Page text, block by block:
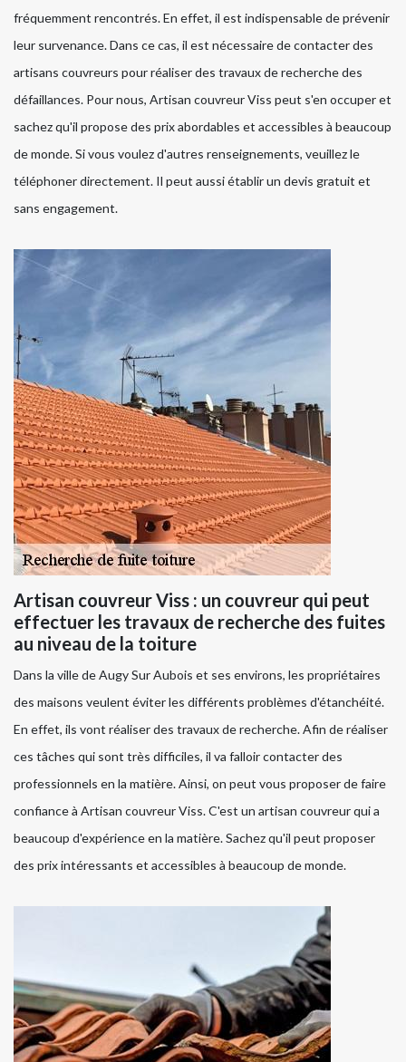
fréquemment rencontrés. En effet, il est indispensable de prévenir
leur survenance. Dans ce cas, il est nécessaire de contacter des
artisans couvreurs pour réaliser des travaux de recherche des
défaillances. Pour nous, Artisan couvreur Viss peut s'en occuper et
sachez qu'il propose des prix abordables et accessibles à beaucoup
de monde. Si vous voulez d'autres renseignements, veuillez le
téléphoner directement. Il peut aussi établir un devis gratuit et
sans engagement.
Artisan couvreur Viss : un couvreur qui peut
effectuer les travaux de recherche des fuites
au niveau de la toiture
Dans la ville de Augy Sur Aubois et ses environs, les propriétaires
des maisons veulent éviter les différents problèmes d'étanchéité.
En effet, ils vont réaliser des travaux de recherche. Afin de réaliser
ces tâches qui sont très difficiles, il va falloir contacter des
professionnels en la matière. Ainsi, on peut vous proposer de faire
confiance à Artisan couvreur Viss. C'est un artisan couvreur qui a
beaucoup d'expérience en la matière. Sachez qu'il peut proposer
des prix intéressants et accessibles à beaucoup de monde.